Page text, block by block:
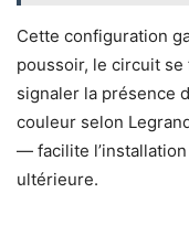
Cette configuration
poussoir, le circuit
signaler la présence
couleur selon
— facilite
ultérieure.